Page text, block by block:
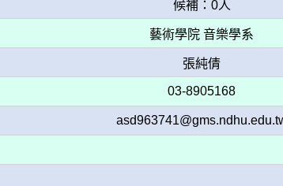
候補：0人
藝術學院 音樂學系
張純倩
03-8905168